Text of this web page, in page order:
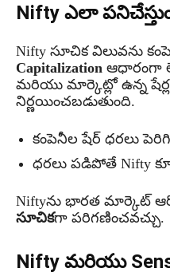
Nifty ఎలా
Nifty సూచిక విలువను
Capitalization ఆధారంగా
మరియు మార్కెట్లో ఉన్న
నిర్ణయించబడుతుంది.
కంపెనీల షేర్ ధరలు
ధరలు పడిపోతే Nifty
Niftyను భారత మార్కెట్
సూచికగా పరిగణించవచ్చు.
Nifty మరియు